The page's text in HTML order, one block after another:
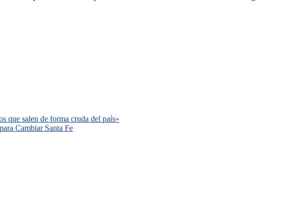
que salen de forma cruda del país»
Cambiar Santa Fe